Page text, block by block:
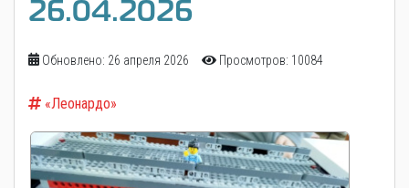
26.04.2026
Обновлено: 26 апреля 2026 Просмотров: 10084
«Леонардо»